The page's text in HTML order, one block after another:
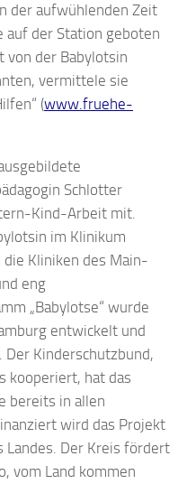
der aufwühlenden Zeit
auf der Station geboten
von der Babylotsin
vermittele sie
(www.fruehe-
Schlotter
Kind-Arbeit mit.
im Klinikum
Kliniken des Main-
eng
„Babylotse“ wurde
entwickelt und
Kinderschutzbund,
kooperiert, hat das
bereits in allen
wird das Projekt
Der Kreis fördert
vom Land kommen